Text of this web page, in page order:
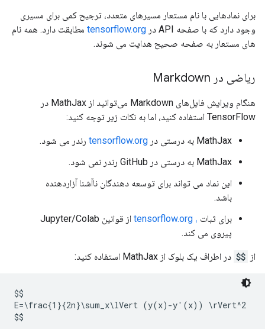
برای نمادهایی با نام مستعار مسیرهای متعدد، ترجیح کمی برای مسیری
وجود دارد که با صفحه API در
tensorflow.org مطابقت دارد. همه نام
های مستعار به صفحه صحیح هدایت می شوند.
ریاضی در Markdown
هنگام ویرایش فایل‌های Markdown می‌توانید از MathJax در
TensorFlow استفاده کنید، اما به نکات زیر توجه کنید:
MathJax به درستی در tensorflow.org رندر می شود.
MathJax به درستی در GitHub رندر نمی شود.
این نماد می تواند برای توسعه دهندگان ناآشنا آزاردهنده
باشد.
برای ثبات ، tensorflow.org
از قوانین Jupyter/Colab
پیروی می کند.
از $$ در اطراف یک بلوک از MathJax استفاده کنید:
$$
E=\frac{1}{2n}\sum_x\lVert (y(x)-y'(x)) \rVert^2
$$